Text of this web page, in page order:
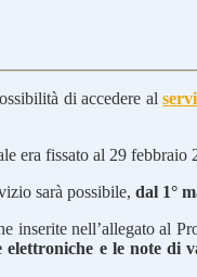
di accedere al
era fissato al 29 febbraio
sarà possibile, dal 1°
inserite nell’allegato al
e le note di